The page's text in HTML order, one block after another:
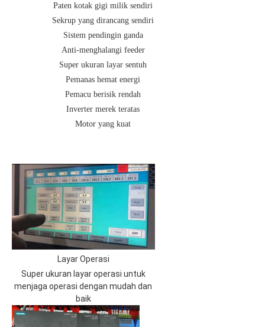
Paten kotak gigi milik sendiri
Sekrup yang dirancang sendiri
Sistem pendingin ganda
Anti-menghalangi feeder
Super ukuran layar sentuh
Pemanas hemat energi
Pemacu berisik rendah
Inverter merek teratas
Motor yang kuat
Layar Operasi
Super ukuran layar operasi untuk
menjaga operasi dengan mudah dan
baik